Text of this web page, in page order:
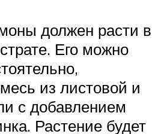
должен расти в
Его можно
из листовой и
с добавлением
Растение будет